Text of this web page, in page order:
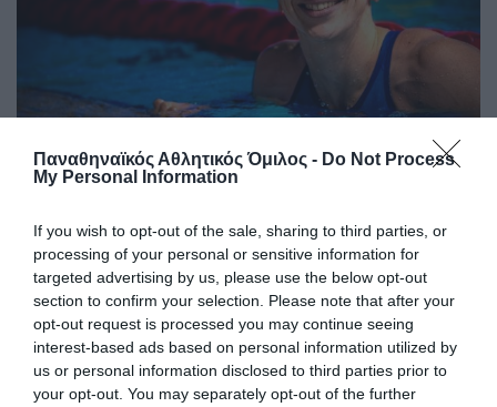
Παναθηναϊκός Αθλητικός Όμιλος - Do Not Process
My Personal Information
If you wish to opt-out of the sale, sharing to third parties, or
processing of your personal or sensitive information for
targeted advertising by us, please use the below opt-out
section to confirm your selection. Please note that after your
opt-out request is processed you may continue seeing
interest-based ads based on personal information utilized by
us or personal information disclosed to third parties prior to
your opt-out. You may separately opt-out of the further
Ακάθεκτη η Ντουντουνάκη στη
Ρώμη
Η Άννα Ντουντουνάκη προκρίθηκε σε έναν ακόμη τελικό
στο μίτινγκ Sette Colli της Ρώμης.
27.06.2026 ΚΟΛΥΜΒΗΣΗ